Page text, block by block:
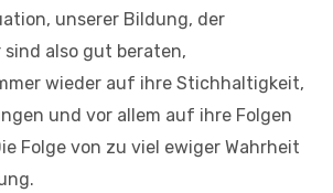
unserer Bildung, der
sind also gut beraten,
wieder auf ihre Stichhaltigkeit,
und vor allem auf ihre Folgen
Folge von zu viel ewiger Wahrheit